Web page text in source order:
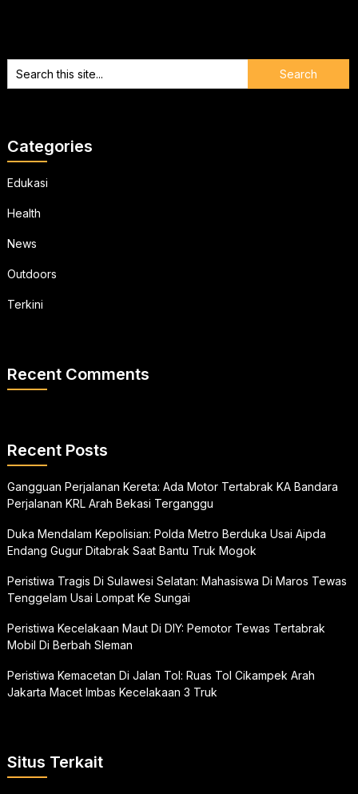
Categories
Edukasi
Health
News
Outdoors
Terkini
Recent Comments
Recent Posts
Gangguan Perjalanan Kereta: Ada Motor Tertabrak KA Bandara
Perjalanan KRL Arah Bekasi Terganggu
Duka Mendalam Kepolisian: Polda Metro Berduka Usai Aipda
Endang Gugur Ditabrak Saat Bantu Truk Mogok
Peristiwa Tragis Di Sulawesi Selatan: Mahasiswa Di Maros Tewas
Tenggelam Usai Lompat Ke Sungai
Peristiwa Kecelakaan Maut Di DIY: Pemotor Tewas Tertabrak
Mobil Di Berbah Sleman
Peristiwa Kemacetan Di Jalan Tol: Ruas Tol Cikampek Arah
Jakarta Macet Imbas Kecelakaan 3 Truk
Situs Terkait